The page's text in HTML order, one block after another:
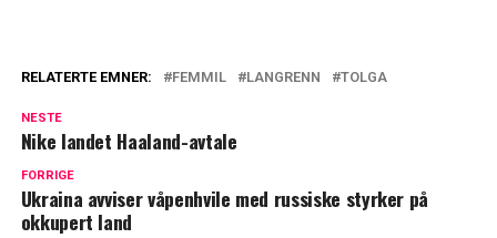
RELATERTE EMNER: FEMMIL LANGRENN TOLGA
NESTE
Nike landet Haaland-avtale
FORRIGE
Ukraina avviser våpenhvile med russiske styrker på
okkupert land